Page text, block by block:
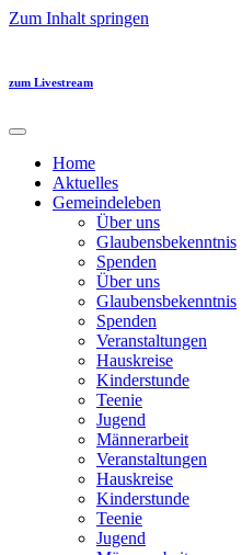
Zum Inhalt springen
zum Livestream
Home
Aktuelles
Gemeindeleben
Über uns
Glaubensbekenntnis
Spenden
Über uns
Glaubensbekenntnis
Spenden
Veranstaltungen
Hauskreise
Kinderstunde
Teenie
Jugend
Männerarbeit
Veranstaltungen
Hauskreise
Kinderstunde
Teenie
Jugend